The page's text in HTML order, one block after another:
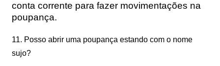
conta corrente para fazer movimentações na
poupança.
11. Posso abrir uma poupança estando com o nome
sujo?